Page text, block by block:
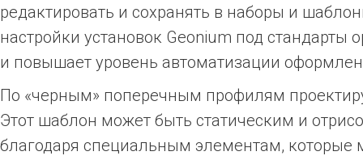
редактировать и сохранять в наборы и
настройки установок Geonium под
и повышает уровень автоматизации
По «черным» поперечным профилям
Этот шаблон может быть статическим и
благодаря специальным элементам, которые